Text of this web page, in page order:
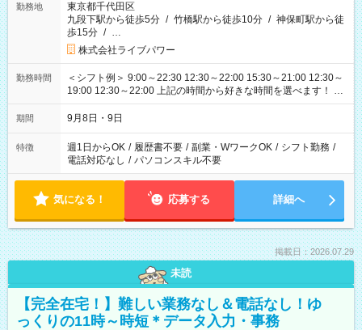
勤務地
東京都千代田区
九段下駅から徒歩5分 / 竹橋駅から徒歩10分 / 神保町駅から徒
歩15分 / …
株式会社ライブパワー
勤務時間
＜シフト例＞ 9:00～22:30 12:30～22:00 15:30～21:00 12:30～
19:00 12:30～22:00 上記の時間から好きな時間を選べます！ ※
時間は変更となる可能性があります
期間 9月8日・9日
特徴 週1日からOK / 履歴書不要 / 副業・WワークOK / シフト勤務 /
電話対応なし / パソコンスキル不要
気になる！ 応募する 詳細へ
掲載日：2026.07.29
未読
【完全在宅！】難しい業務なし＆電話なし！ゆ
っくりの11時～時短＊データ入力・事務